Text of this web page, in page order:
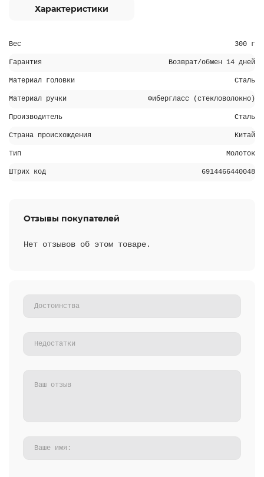
Характеристики
Вес 300 г
Гарантия Возврат/обмен 14 дней
Материал головки Сталь
Материал ручки Фибергласс (стекловолокно)
Производитель Сталь
Страна происхождения Китай
Тип Молоток
Штрих код 6914466440048
Отзывы покупателей
Нет отзывов об этом товаре.